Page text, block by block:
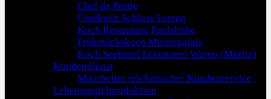
Chef de Partie
Chefkoch Schloss Leizen
Koch Restaurant Paulshöhe
Frühstückskoch Müritzpalais
Koch Seehotel Ecktannen Waren (Müritz)
Kundendienst
Mitarbeiter telefonischer Kundenservice
Lebensmittelproduktion